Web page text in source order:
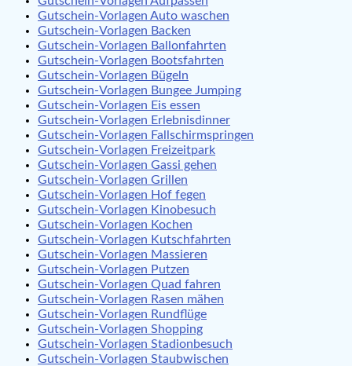
Gutschein-Vorlagen Auto waschen
Gutschein-Vorlagen Backen
Gutschein-Vorlagen Ballonfahrten
Gutschein-Vorlagen Bootsfahrten
Gutschein-Vorlagen Bügeln
Gutschein-Vorlagen Bungee Jumping
Gutschein-Vorlagen Eis essen
Gutschein-Vorlagen Erlebnisdinner
Gutschein-Vorlagen Fallschirmspringen
Gutschein-Vorlagen Freizeitpark
Gutschein-Vorlagen Gassi gehen
Gutschein-Vorlagen Grillen
Gutschein-Vorlagen Hof fegen
Gutschein-Vorlagen Kinobesuch
Gutschein-Vorlagen Kochen
Gutschein-Vorlagen Kutschfahrten
Gutschein-Vorlagen Massieren
Gutschein-Vorlagen Putzen
Gutschein-Vorlagen Quad fahren
Gutschein-Vorlagen Rasen mähen
Gutschein-Vorlagen Rundflüge
Gutschein-Vorlagen Shopping
Gutschein-Vorlagen Stadionbesuch
Gutschein-Vorlagen Staubwischen